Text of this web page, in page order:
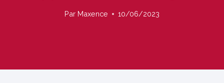
Par Maxence 10/06/2023